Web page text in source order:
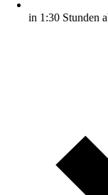
in 1:30 Stunden